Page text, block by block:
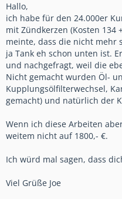
Hallo,
ich habe für den 24.000er
mit Zündkerzen (Kosten 134
meinte, dass die nicht mehr
ja Tank eh schon unten ist.
und nachgefragt, weil die
Nicht gemacht wurden Öl-
Kupplungsölfilterwechsel,
gemacht) und natürlich der
Wenn ich diese Arbeiten
weitem nicht auf 1800,- €.
Ich würd mal sagen, dass
Viel Grüße Joe